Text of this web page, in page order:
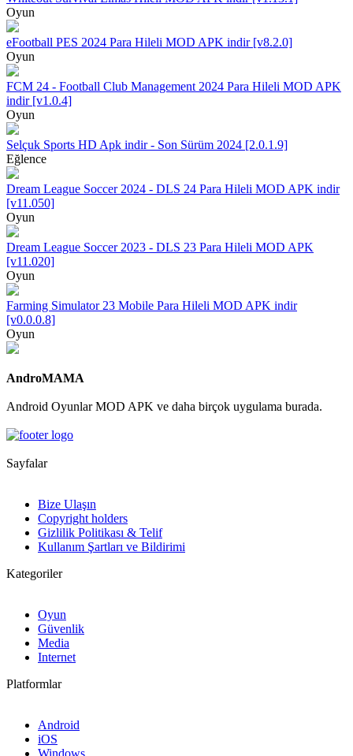
Oyun
eFootball PES 2024 Para Hileli MOD APK indir [v8.2.0]
Oyun
FCM 24 - Football Club Management 2024 Para Hileli MOD APK
indir [v1.0.4]
Oyun
Selçuk Sports HD Apk indir - Son Sürüm 2024 [2.0.1.9]
Eğlence
Dream League Soccer 2024 - DLS 24 Para Hileli MOD APK indir
[v11.050]
Oyun
Dream League Soccer 2023 - DLS 23 Para Hileli MOD APK
[v11.020]
Oyun
Farming Simulator 23 Mobile Para Hileli MOD APK indir
[v0.0.0.8]
Oyun
AndroMAMA
Android Oyunlar MOD APK ve daha birçok uygulama burada.
Sayfalar
Bize Ulaşın
Copyright holders
Gizlilik Politikası & Telif
Kullanım Şartları ve Bildirimi
Kategoriler
Oyun
Güvenlik
Media
Internet
Platformlar
Android
iOS
Windows